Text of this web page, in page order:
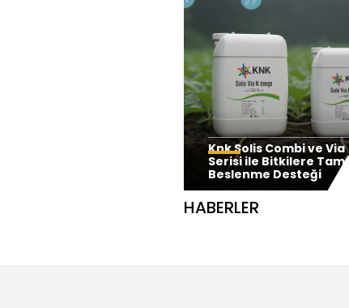
Modern Tarımın Gücü:
Knk Tarım’ın Yenilikçi
Gübre Teknolojileri
Knk Solis Combi ve Via
Serisi ile Bitkilere Tam
Beslenme Desteği
HABERLER